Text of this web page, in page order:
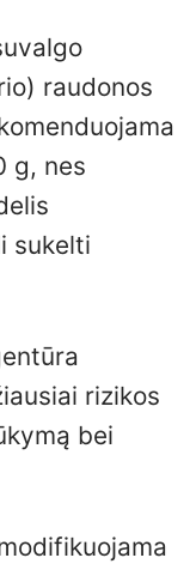
raudonos
g, nes
sukelti
rizikos
bei